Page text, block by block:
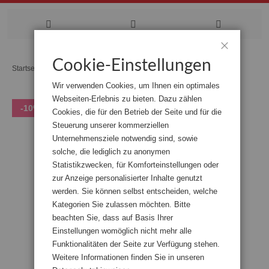
springen
Startseite Von früher und überall
Zum-10%
Cookie-Einstellungen
Wir verwenden Cookies, um Ihnen ein optimales
Webseiten-Erlebnis zu bieten. Dazu zählen
Cookies, die für den Betrieb der Seite und für die
Steuerung unserer kommerziellen
Unternehmensziele notwendig sind, sowie
solche, die lediglich zu anonymen
Statistikzwecken, für Komforteinstellungen oder
zur Anzeige personalisierter Inhalte genutzt
werden. Sie können selbst entscheiden, welche
Kategorien Sie zulassen möchten. Bitte
beachten Sie, dass auf Basis Ihrer
Einstellungen womöglich nicht mehr alle
Funktionalitäten der Seite zur Verfügung stehen.
Weitere Informationen finden Sie in unseren